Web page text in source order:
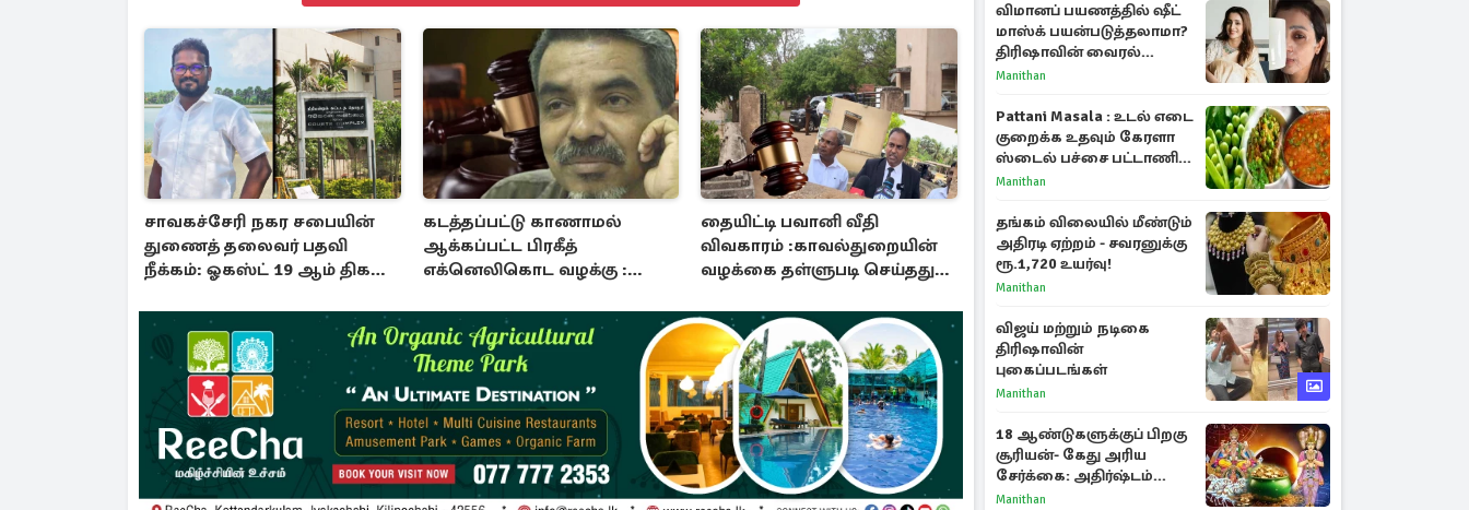
சாவகச்சேரி நகர சபையின்
துணைத் தலைவர் பதவி
நீக்கம்: ஓகஸ்ட் 19 ஆம் திகதி
கடத்தப்பட்டு காணாமல்
ஆக்கப்பட்ட பிரகீத்
எக்னெலிகொட வழக்கு :
தையிட்டி பவானி வீதி
விவகாரம் :காவல்துறையின்
வழக்கை தள்ளுபடி செய்தது
விமானப் பயணத்தில் ஷீட்
மாஸ்க் பயன்படுத்தலாமா?
திரிஷாவின் வைரல்
செல்ஃபிக்கு மருத்துவர்
Manithan
Pattani Masala : உடல் எடை
குறைக்க உதவும் கேரளா
ஸ்டைல் பச்சை பட்டாணி
கிரேவி
Manithan
தங்கம் விலையில் மீண்டும்
அதிரடி ஏற்றம் - சவரனுக்கு
ரூ.1,720 உயர்வு!
Manithan
விஜய் மற்றும் நடிகை
திரிஷாவின்
புகைப்படங்கள்
Manithan
18 ஆண்டுகளுக்குப் பிறகு
சூரியன்- கேது அரிய
சேர்க்கை: அதிர்ஷ்டம்
பெறும் 3 ராசிகள்!
Manithan